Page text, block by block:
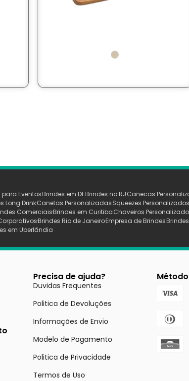
para EventosBrindes em DFBrindes no RJCanecas
Long DrinkCanetas PersonalizadasSqueezes Personalizados
ComerciaisBrindes em CuritibaChaveiros
Brindes Rio de JaneiroEmpresa de Brindes
em Uberlãndia
Precisa de ajuda?
Duvidas Frequentes
Politica de Devoluções
Informações de Envio
Modelo de Pagamento
Politica de Privacidade
Termos de Uso